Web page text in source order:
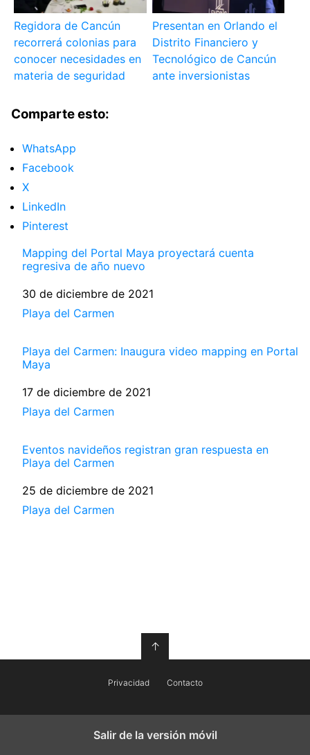
Regidora de Cancún
recorrerá colonias para
conocer necesidades en
materia de seguridad
Presentan en Orlando el
Distrito Financiero y
Tecnológico de Cancún
ante inversionistas
Comparte esto:
WhatsApp
Facebook
X
LinkedIn
Pinterest
Mapping del Portal Maya proyectará cuenta
regresiva de año nuevo
Fecha
30 de diciembre de 2021
Respecto a
Playa del Carmen
Playa del Carmen: Inaugura video mapping en Portal
Maya
Fecha
17 de diciembre de 2021
Respecto a
Playa del Carmen
Eventos navideños registran gran respuesta en
Playa del Carmen
Fecha
25 de diciembre de 2021
Respecto a
Playa del Carmen
↑
Privacidad Contacto
Salir de la versión móvil